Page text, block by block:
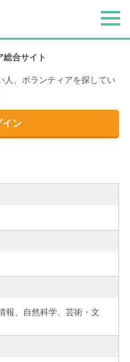
合サイト
、 ボランティアを探してい
イン
メ
報、自然科学、芸術・文